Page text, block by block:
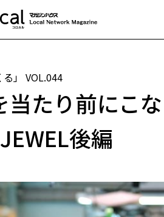
」 VOL.044
当たり前にこ
後編